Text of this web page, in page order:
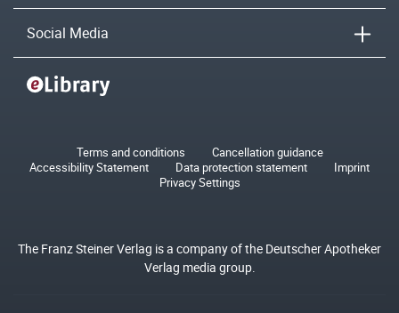
Social Media
Terms and conditions
Cancellation guidance
Accessibility Statement
Data protection statement
Imprint
Privacy Settings
The Franz Steiner Verlag is a company of the Deutscher Apotheker
Verlag media group.